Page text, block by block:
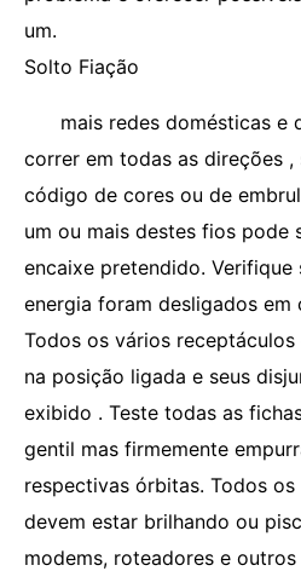
um.
Solto Fiação
mais redes domésticas e
correr em todas as direções
código de cores ou de
um ou mais destes fios pode
encaixe pretendido.
energia foram desligados em
Todos os vários
na posição ligada e seus
exibido . Teste todas as
gentil mas firmemente
respectivas órbitas. Todos
devem estar brilhando ou
modems, roteadores e